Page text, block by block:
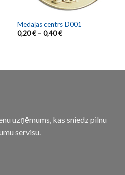
Medaļas centrs D001
0,20€– 0,40€
uzņēmums, kas sniedz pilnu
servisu.